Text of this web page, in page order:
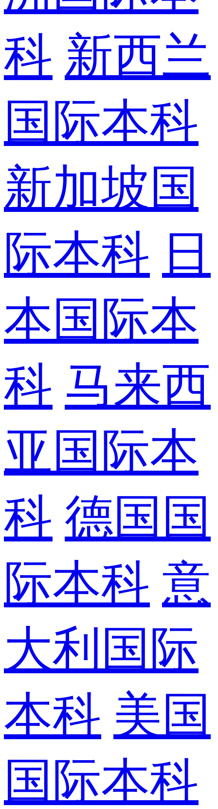
科 新西兰
国际本科
新加坡国
际本科 日
本国际本
科 马来西
亚国际本
科 德国国
际本科 意
大利国际
本科 美国
国际本科